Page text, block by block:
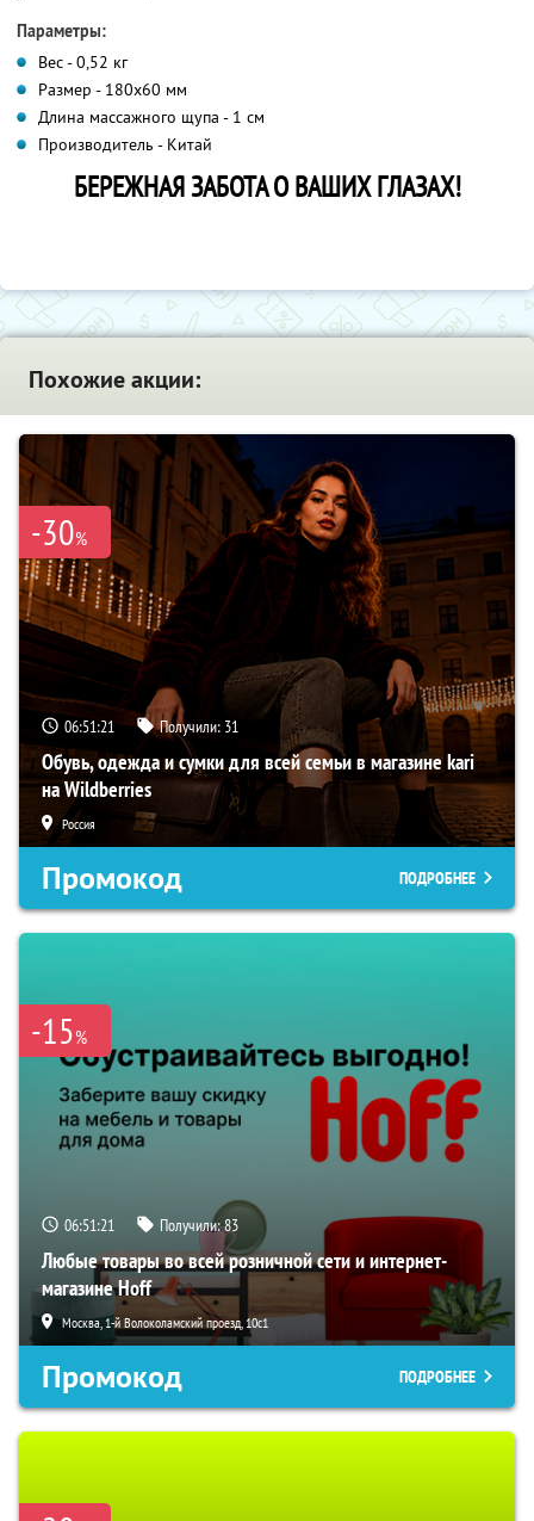
Параметры:
Вес - 0,52 кг
Размер - 180x60 мм
Длина массажного щупа - 1 см
Производитель - Китай
БЕРЕЖНАЯ ЗАБОТА О ВАШИХ ГЛАЗАХ!
Похожие акции:
-30%
06:51:20 Получили: 31
Обувь, одежда и сумки для всей семьи в магазине kari
на Wildberries
Россия
Промокод ПОДРОБНЕЕ
-15%
06:51:20 Получили:83
Любые товары во всей розничной сети и интернет-
магазине Hoff
Москва, 1-й Волоколамский проезд, 10с1
Промокод ПОДРОБНЕЕ